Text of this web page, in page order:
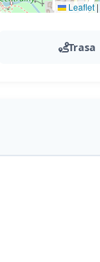
Leaflet |
Trasa